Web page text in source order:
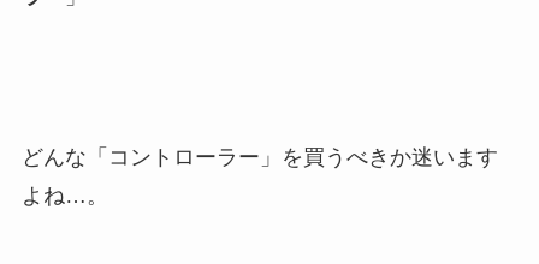
どんな「コントローラー」を買うべきか迷います
よね…。